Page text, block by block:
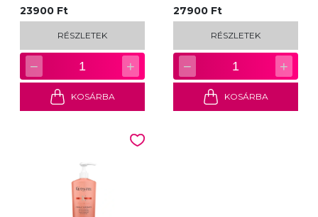
23900 Ft
RÉSZLETEK
− 1 +
KOSÁRBA
27900 Ft
RÉSZLETEK
− 1 +
KOSÁRBA